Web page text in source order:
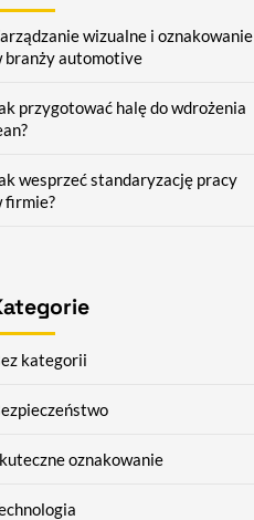
wizualne i oznakowanie
branży automotive
przygotować halę do wdrożenia
wesprzeć standaryzację pracy
firmie?
kategorii
oznakowanie